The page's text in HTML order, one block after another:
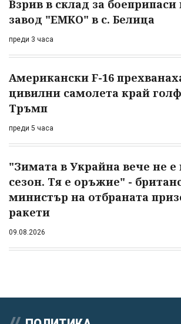
Взрив в склад за
завод "ЕМКО" в с. Белица
преди 3 часа
Американски F-16
цивилни самолета край
Тръмп
преди 5 часа
"Зимата в Украйна вече не е
сезон. Тя е оръжие" -
министър на отбраната
ракети
09.08.2026